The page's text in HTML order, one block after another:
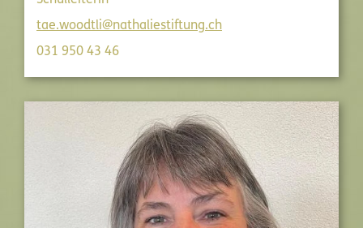
tae.woodtli@nathaliestiftung.ch
031 950 43 46